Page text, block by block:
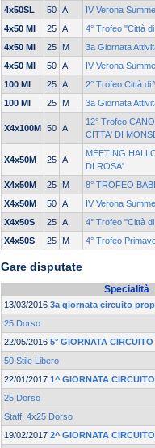
4x50SL
50 A
IV Verona
4x50 MI
25 A
4° Trofeo "Città
4x50 MI
25 M
3a Giornata
4x50 MI
50 A
IV Verona
100 MI
25 A
2° Trofeo Città di
100 MI
25 M 3a Giornata
X4x100M 50 A
12° Trofeo
CITTA' DI
X4x50M 25 A
MEETING
DI ROSA'
X4x50M
25 M
8° TROFEO
X4x50M
50 A
IV Verona
X4x50S
25 A
4° Trofeo "Città
X4x50S
25 M 4° Trofeo
Gare disputate
Specialità
13/03/2016 3a giornata circuito
25 Dorso
22/05/2016 5° GIORNATA
50 Stile Libero
22/01/2017 1^ GIORNATA
25 Dorso
Staff. 4x25 Dorso
19/02/2017 2^ GIORNATA